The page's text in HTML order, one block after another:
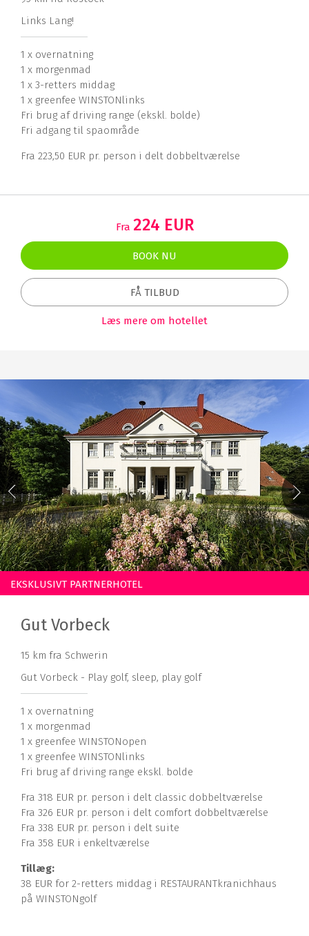
Links Lang!
1 x overnatning
1 x morgenmad
1 x 3-retters middag
1 x greenfee WINSTONlinks
Fri brug af driving range (ekskl. bolde)
Fri adgang til spaområde
Fra 223,50 EUR pr. person i delt dobbeltværelse
Fra 224 EUR
BOOK NU
FÅ TILBUD
Læs mere om hotellet
EKSKLUSIVT PARTNERHOTEL
Gut Vorbeck
15 km fra Schwerin
Gut Vorbeck - Play golf, sleep, play golf
1 x overnatning
1 x morgenmad
1 x greenfee WINSTONopen
1 x greenfee WINSTONlinks
Fri brug af driving range ekskl. bolde
Fra 318 EUR pr. person i delt classic dobbeltværelse
Fra 326 EUR pr. person i delt comfort dobbeltværelse
Fra 338 EUR pr. person i delt suite
Fra 358 EUR i enkeltværelse
Tillæg:
38 EUR for 2-retters middag i RESTAURANTkranichhaus
på WINSTONgolf